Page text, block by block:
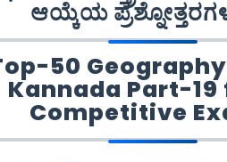
ಆಯ್ಕೆಯ
50
Kannada Part-19
Competitive